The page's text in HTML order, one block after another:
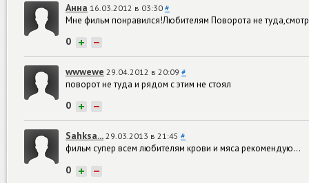
Анна 16.03.2012 в 03:30 #
Мне фильм понравился!Любителям Поворота не
0 + −
wwwewe 29.04.2012 в 20:09 #
поворот не туда и рядом с этим не стоял
0 + −
Sahksa... 29.03.2013 в 21:45 #
фильм супер всем любителям крови и мяса рекомендую...
0 + −